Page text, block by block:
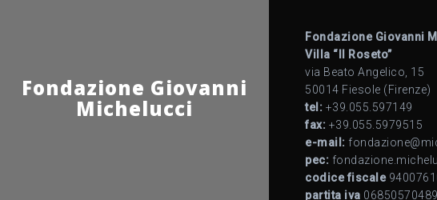
Fondazione Giovanni
Michelucci
Fondazione Giovanni
Villa “Il Roseto”
via Beato Angelico, 15
50014 Fiesole (Firenze)
tel: +39.055.597149
fax: +39.055.5979515
e-mail:
pec:
codice fiscale
partita iva 06850570489